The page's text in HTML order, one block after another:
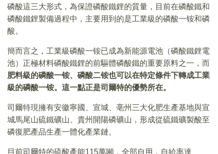
磷酸這三大形式，為保證磷酸鐵鋰的質量，目前在磷酸鐵和
磷酸鐵鋰製備過程中，主要用到的是工業級的磷酸一铵和磷
酸。
簡而言之，工業級磷酸一铵已成為新能源電池（磷酸鐵鋰電
池）正極材料磷酸鐵鋰的前驅體磷酸鐵的重要原料之一，而
肥料級的磷酸一铵、磷酸二铵也可以在特定條件下轉成工業
級的磷酸一铵。這一點正是司爾特的優勢所在。
司爾特現擁有安徽寧國、宣城、亳州三大化肥生產基地與宣
城馬尾山硫鐵礦山、貴州開陽磷礦山，形成從硫鐵礦製酸至
磷復肥產品生產一體化產業鏈。
目前司爾特的硫酸產能115萬噸，全部自用，自給率達